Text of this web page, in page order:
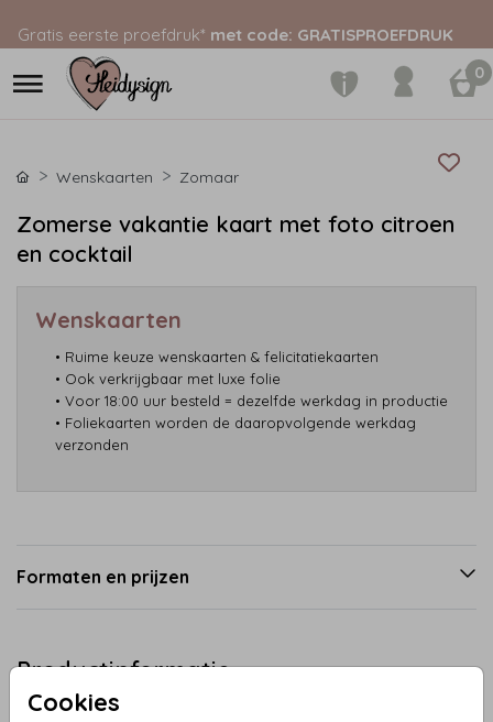
Gratis eerste proefdruk* met code: GRATISPROEFDRUK
0
Cookies
Wenskaarten Zomaar
Zomerse vakantie kaart met foto citroen
en cocktail
Wenskaarten
• Ruime keuze wenskaarten & felicitatiekaarten
• Ook verkrijgbaar met luxe folie
• Voor 18:00 uur besteld = dezelfde werkdag in productie
• Foliekaarten worden de daaropvolgende werkdag
verzonden
Formaten en prijzen
Productinformatie